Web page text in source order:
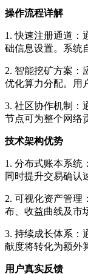
操作流程详解
1. 快速注册通道：
础信息设置。系统
2. 智能挖矿方案：
优化算力分配。用
3. 社区协作机制：
节点可为整个网络
技术架构优势
1. 分布式账本系统
同时提升交易确认
2. 可视化资产管理
布、收益曲线及市
3. 持续成长体系：
献度将转化为额外
用户真实反馈